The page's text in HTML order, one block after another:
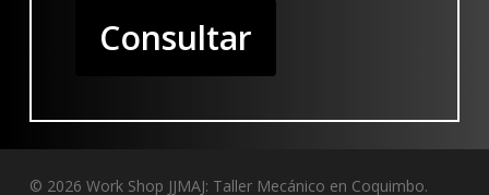
Consultar
© 2026 Work Shop JJMAJ: Taller Mecánico en Coquimbo.